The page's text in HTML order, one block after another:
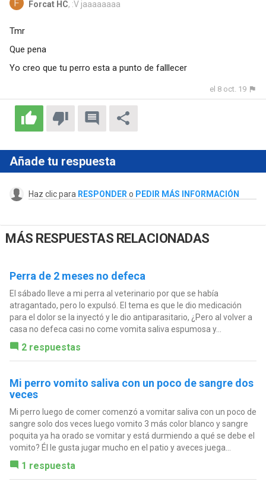
Forcat HC, :V jaaaaaaaa
Tmr
Que pena
Yo creo que tu perro esta a punto de falllecer
el 8 oct. 19
Añade tu respuesta
Haz clic para RESPONDER o PEDIR MÁS INFORMACIÓN
MÁS RESPUESTAS RELACIONADAS
Perra de 2 meses no defeca
El sábado lleve a mi perra al veterinario por que se había
atragantado, pero lo expulsó. El tema es que le dio medicación
para el dolor se la inyectó y le dio antiparasitario, ¿Pero al volver a
casa no defeca casi no come vomita saliva espumosa y...
2 respuestas
Mi perro vomito saliva con un poco de sangre dos
veces
Mi perro luego de comer comenzó a vomitar saliva con un poco de
sangre solo dos veces luego vomito 3 más color blanco y sangre
poquita ya ha orado se vomitar y está durmiendo a qué se debe el
vomito? Él le gusta jugar mucho en el patio y aveces juega...
1 respuesta